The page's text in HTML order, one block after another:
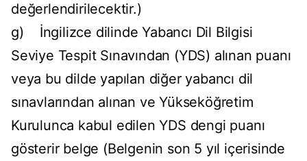
değerlendirilecektir.)
g) İngilizce dilinde Yabancı Dil Bilgisi
Seviye Tespit Sınavından (YDS) alınan puanı
veya bu dilde yapılan diğer yabancı dil
sınavlarından alınan ve Yükseköğretim
Kurulunca kabul edilen YDS dengi puanı
gösterir belge (Belgenin son 5 yıl içerisinde